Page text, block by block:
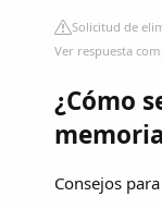
Solicitud de
Ver respuesta
¿Cómo
Consejos